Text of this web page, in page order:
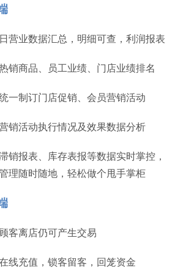
日营业数据汇总，明细可查，利润报表
销商品、员工业绩、门店业绩排名
一制订门店促销、会员营销活动
销活动执行情况及效果数据分析
销报表、库存表报等数据实时掌控，
理随时随地，轻松做个甩手掌柜
顾客离店仍可产生交易
线充值，锁客留客，回笼资金